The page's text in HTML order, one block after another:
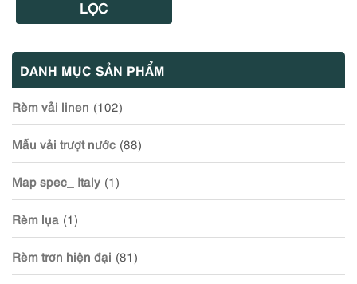
LỌC
DANH MỤC SẢN PHẨM
Rèm vải linen (102)
Mẫu vải trượt nước (88)
Map spec_ Italy (1)
Rèm lụa (1)
Rèm trơn hiện đại (81)